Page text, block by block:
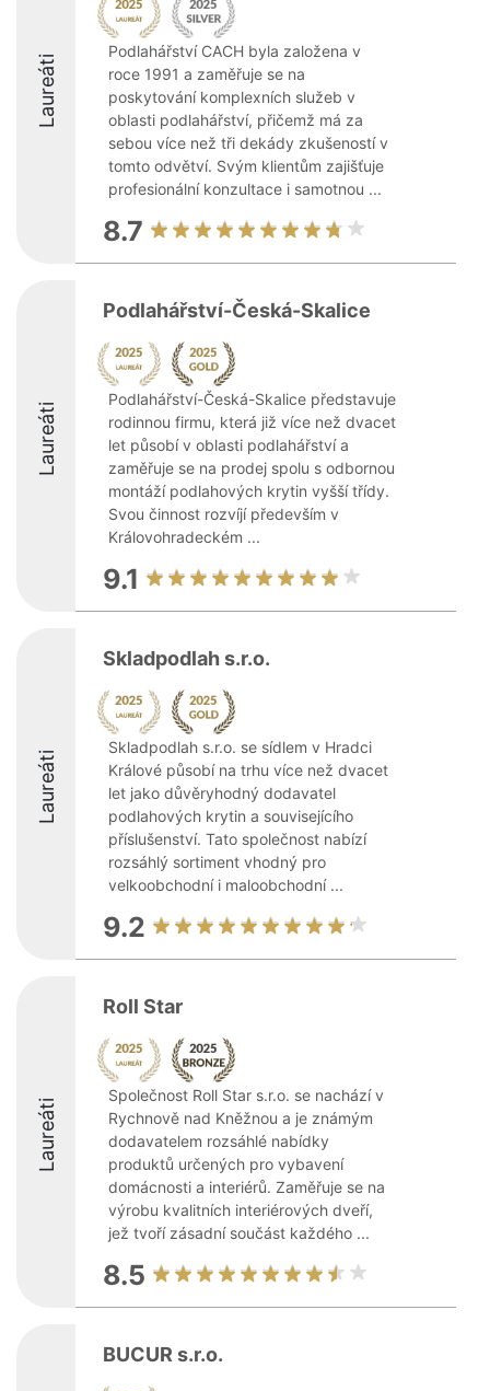
Laureáti
Podlahářství CACH byla založena v
roce 1991 a zaměřuje se na
poskytování komplexních služeb v
oblasti podlahářství, přičemž má za
sebou více než tři dekády zkušeností v
tomto odvětví. Svým klientům zajišťuje
profesionální konzultace i samotnou ...
8.7
Laureáti
Podlahářství-Česká-Skalice
Podlahářství-Česká-Skalice představuje
rodinnou firmu, která již více než dvacet
let působí v oblasti podlahářství a
zaměřuje se na prodej spolu s odbornou
montáží podlahových krytin vyšší třídy.
Svou činnost rozvíjí především v
Královohradeckém ...
9.1
Laureáti
Skladpodlah s.r.o.
Skladpodlah s.r.o. se sídlem v Hradci
Králové působí na trhu více než dvacet
let jako důvěryhodný dodavatel
podlahových krytin a souvisejícího
příslušenství. Tato společnost nabízí
rozsáhlý sortiment vhodný pro
velkoobchodní i maloobchodní ...
9.2
Laureáti
Roll Star
Společnost Roll Star s.r.o. se nachází v
Rychnově nad Kněžnou a je známým
dodavatelem rozsáhlé nabídky
produktů určených pro vybavení
domácnosti a interiérů. Zaměřuje se na
výrobu kvalitních interiérových dveří,
jež tvoří zásadní součást každého ...
8.5
BUCUR s.r.o.